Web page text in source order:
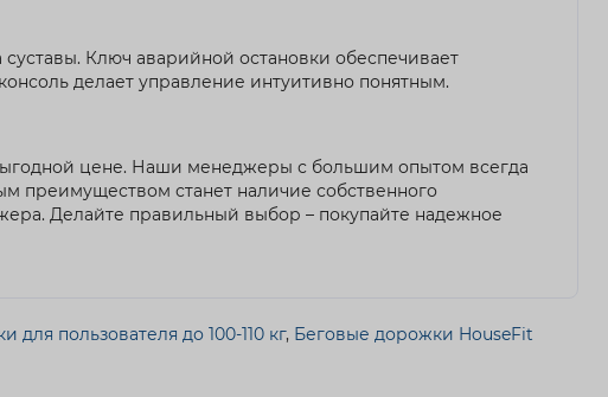
Ключ аварийной остановки обеспечивает
делает управление интуитивно понятным.
цене. Наши менеджеры с большим опытом всегда
преимуществом станет наличие собственного
Делайте правильный выбор – покупайте надежное
для пользователя до 100-110 кг, Беговые дорожки HouseFit